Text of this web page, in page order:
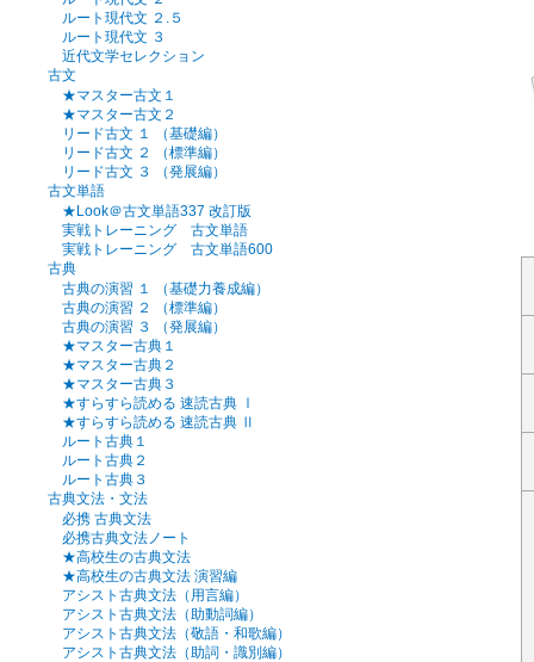
ルート現代文 ２.５
ルート現代文 ３
近代文学セレクション
古文
★マスター古文１
★マスター古文２
リード古文 １ （基礎編）
リード古文 ２ （標準編）
リード古文 ３ （発展編）
古文単語
★Look＠古文単語337 改訂版
実戦トレーニング 古文単語
実戦トレーニング 古文単語600
古典
古典の演習 １ （基礎力養成編）
古典の演習 ２ （標準編）
古典の演習 ３ （発展編）
★マスター古典１
★マスター古典２
★マスター古典３
★すらすら読める 速読古典 Ⅰ
★すらすら読める 速読古典 Ⅱ
ルート古典１
ルート古典２
ルート古典３
古典文法・文法
必携 古典文法
必携古典文法ノート
★高校生の古典文法
★高校生の古典文法 演習編
アシスト古典文法（用言編）
アシスト古典文法（助動詞編）
アシスト古典文法（敬語・和歌編）
アシスト古典文法（助詞・識別編）